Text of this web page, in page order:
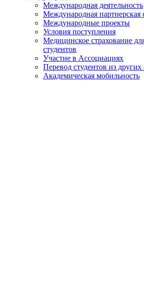
Международная деятельность
Международная партнерская
Международные проекты
Условия поступления
Медицинское страхование
студентов
Участие в Ассоциациях
Перевод студентов из других
Академическая мобильность